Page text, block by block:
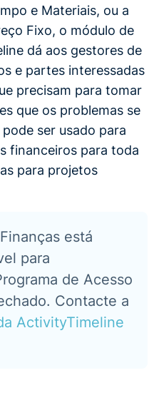
e Materiais, ou a
Fixo, o módulo de
dá aos gestores de
e partes interessadas
precisam para tomar
que os problemas se
ser usado para
financeiros para toda
para projetos
está
para
de Acesso
Contacte a
ActivityTimeline